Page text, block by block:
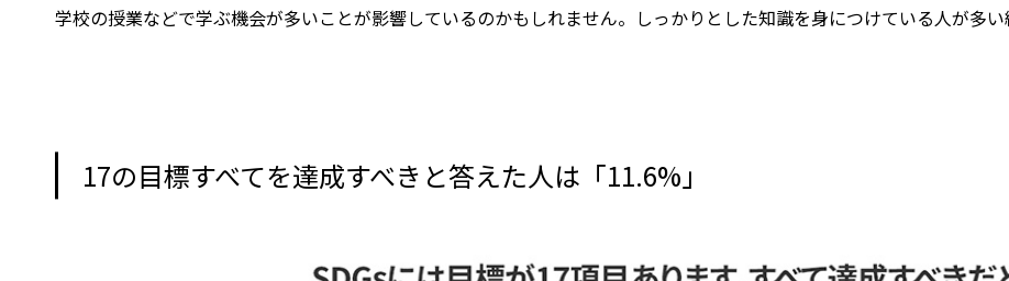
学校の授業などで学ぶ機会が多いことが影響しているのかもしれません。しっかりとした知識を身につけている人が多い
17の目標すべてを達成すべきと答えた人は「11.6%」